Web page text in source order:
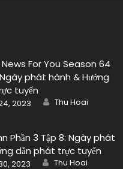
For You Season 64
phát hành & Hướng
tuyến
2023 Author
Thu Hoai
Phần 3 Tập 8: Ngày phát
dẫn phát trực tuyến
2023 Author
Thu Hoai